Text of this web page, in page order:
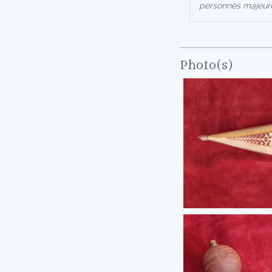
personnes
Photo(s)